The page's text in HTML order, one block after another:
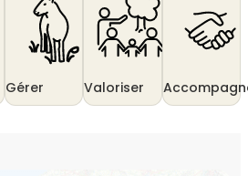
Gérer Valoriser